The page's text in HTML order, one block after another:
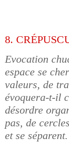
8.
Evocation
espace se
valeurs, de
évoquera-t-il
désordre
pas, de
et se